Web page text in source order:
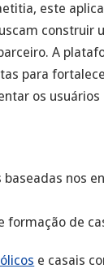
este
construir
A
para
os usuários
nos
formação de
e casais